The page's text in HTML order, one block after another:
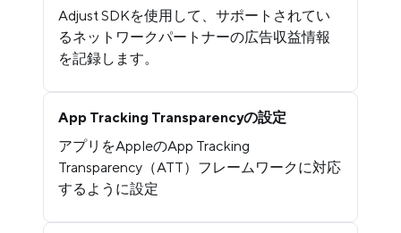
Adjust SDKを使用して、サポートされてい
るネットワークパートナーの広告収益情報
を記録します。
App Tracking Transparencyの設定
アプリをAppleのApp Tracking
Transparency（ATT）フレームワークに対応
するように設定